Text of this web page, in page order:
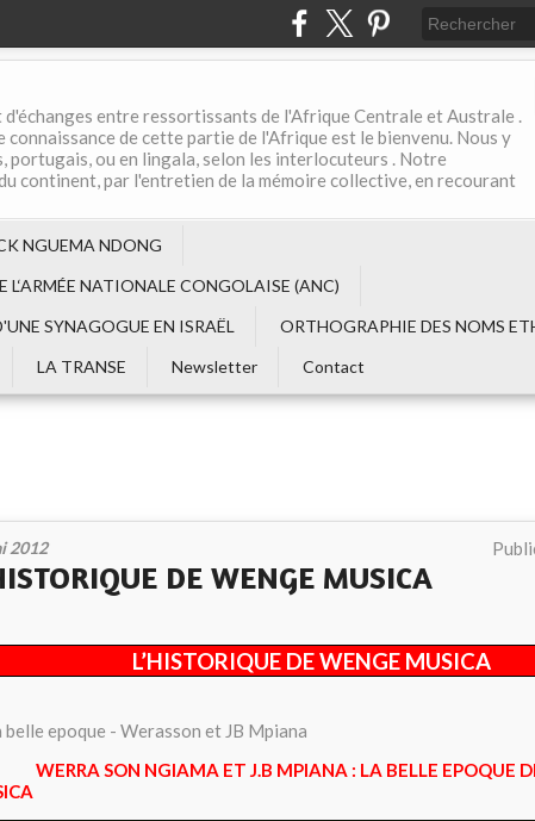
entre ressortissants de l'Afrique Centrale et Australe .
de cette partie de l'Afrique est le bienvenu. Nous y
portugais, ou en lingala, selon les interlocuteurs . Notre
continent, par l'entretien de la mémoire collective, en recourant
NGUEMA NDONG
L‘ARMÉE NATIONALE CONGOLAISE (ANC)
SYNAGOGUE EN ISRAËL
ORTHOGRAPHIE DES NOMS
LA TRANSE Newsletter Contact
2012
DE WENGE MUSICA
L’HISTORIQUE DE WENGE MUSICA
WERRA SON NGIAMA ET J.B MPIANA : LA BELLE EPOQUE